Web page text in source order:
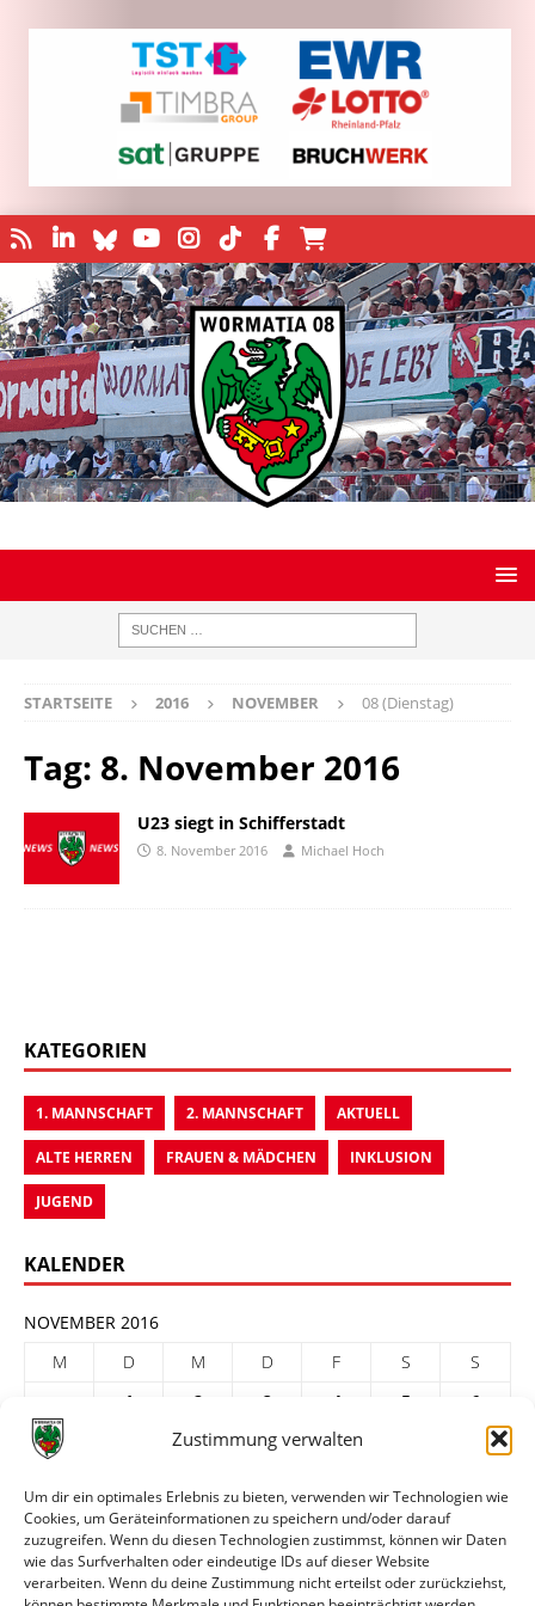
Zustimmung verwalten
Um dir ein optimales Erlebnis zu bieten, verwenden wir Technologien wie
Cookies, um Geräteinformationen zu speichern und/oder darauf
zuzugreifen. Wenn du diesen Technologien zustimmst, können wir Daten
wie das Surfverhalten oder eindeutige IDs auf dieser Website
verarbeiten. Wenn du deine Zustimmung nicht erteilst oder zurückziehst,
STARTSEITE 2016 NOVEMBER 08 (Dienstag)
Tag: 8. November 2016
U23 siegt in Schifferstadt
8. November 2016 Michael Hoch
KATEGORIEN
1. MANNSCHAFT 2. MANNSCHAFT AKTUELL
ALTE HERREN FRAUEN & MÄDCHEN INKLUSION
JUGEND
KALENDER
NOVEMBER 2016
M
D M D F S
S
1
2 3 4 5
6
7
9 10 11
21
22 23 24 25 26
28
29
30
« Okt.
Dez. »